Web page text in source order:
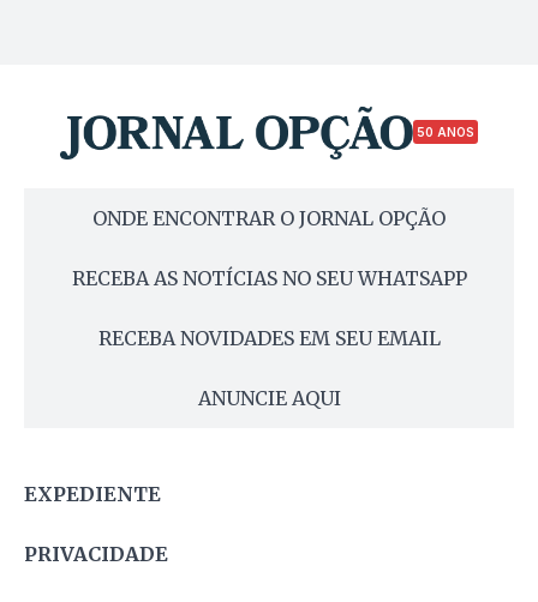
50 ANOS
ONDE ENCONTRAR O JORNAL OPÇÃO
RECEBA AS NOTÍCIAS NO SEU WHATSAPP
RECEBA NOVIDADES EM SEU EMAIL
ANUNCIE AQUI
EXPEDIENTE
PRIVACIDADE